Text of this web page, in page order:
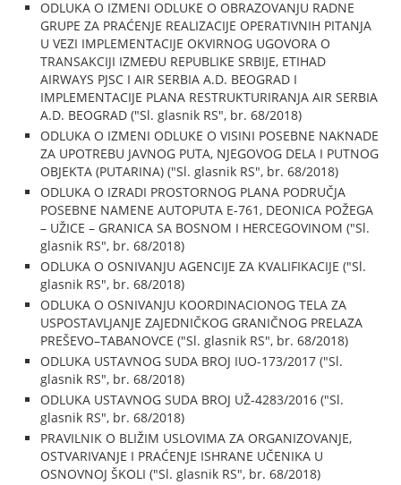
ODLUKA O IZMENI ODLUKE O OBRAZOVANJU RADNE
GRUPE ZA PRAĆENJE REALIZACIJE OPERATIVNIH PITANJA
U VEZI IMPLEMENTACIJE OKVIRNOG UGOVORA O
TRANSAKCIJI IZMEĐU REPUBLIKE SRBIJE, ETIHAD
AIRWAYS PJSC I AIR SERBIA A.D. BEOGRAD I
IMPLEMENTACIJE PLANA RESTRUKTURIRANJA AIR SERBIA
A.D. BEOGRAD ("Sl. glasnik RS", br. 68/2018)
ODLUKA O IZMENI ODLUKE O VISINI POSEBNE NAKNADE
ZA UPOTREBU JAVNOG PUTA, NJEGOVOG DELA I PUTNOG
OBJEKTA (PUTARINA) ("Sl. glasnik RS", br. 68/2018)
ODLUKA O IZRADI PROSTORNOG PLANA PODRUČJA
POSEBNE NAMENE AUTOPUTA E-761, DEONICA POŽEGA
– UŽICE – GRANICA SA BOSNOM I HERCEGOVINOM ("Sl.
glasnik RS", br. 68/2018)
ODLUKA O OSNIVANJU AGENCIJE ZA KVALIFIKACIJE ("Sl.
glasnik RS", br. 68/2018)
ODLUKA O OSNIVANJU KOORDINACIONOG TELA ZA
USPOSTAVLJANJE ZAJEDNIČKOG GRANIČNOG PRELAZA
PREŠEVO–TABANOVCE ("Sl. glasnik RS", br. 68/2018)
ODLUKA USTAVNOG SUDA BROJ IUO-173/2017 ("Sl.
glasnik RS", br. 68/2018)
ODLUKA USTAVNOG SUDA BROJ UŽ-4283/2016 ("Sl.
glasnik RS", br. 68/2018)
PRAVILNIK O BLIŽIM USLOVIMA ZA ORGANIZOVANJE,
OSTVARIVANJE I PRAĆENJE ISHRANE UČENIKA U
OSNOVNOJ ŠKOLI ("Sl. glasnik RS", br. 68/2018)